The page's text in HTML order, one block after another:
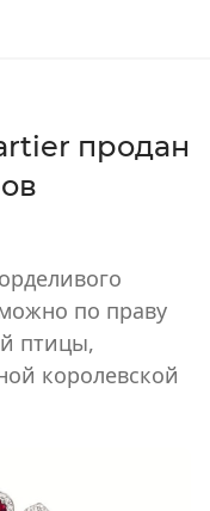
продан
по праву
птицы,
королевской